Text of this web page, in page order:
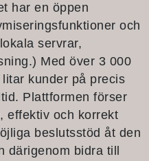
har en öppen
och
servrar,
Med över 3 000
kunder på precis
Plattformen förser
effektiv och korrekt
beslutsstöd åt den
därigenom bidra till